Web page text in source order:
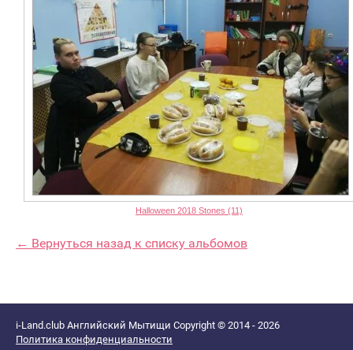
Halloween 2018 Stones (11)
← Вернуться назад к списку альбомов
i-Land.club Английский Мытищи Copyright © 2014 - 2026
Политика конфиденциальности